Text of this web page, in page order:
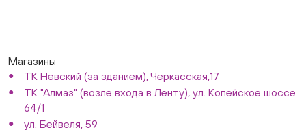
Магазины
ТК Невский (за зданием), Черкасская,17
ТК "Алмаз" (возле входа в Ленту), ул. Копейское шоссе
64/1
ул. Бейвеля, 59